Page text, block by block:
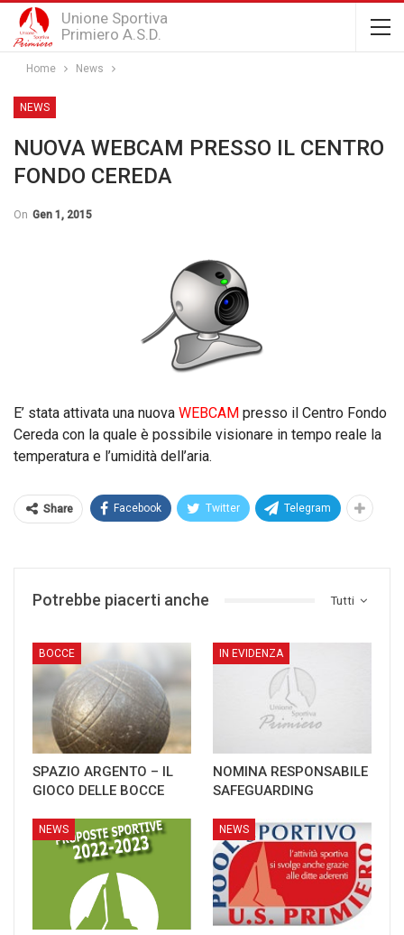
Unione Sportiva
Primiero A.S.D.
Home News
NEWS
NUOVA WEBCAM PRESSO IL CENTRO
FONDO CEREDA
On Gen 1, 2015
E’ stata attivata una nuova WEBCAM presso il Centro Fondo
Cereda con la quale è possibile visionare in tempo reale la
temperatura e l’umidità dell’aria.
Share Facebook Twitter Telegram
Tutti
Potrebbe piacerti anche
BOCCE
SPAZIO ARGENTO – IL
GIOCO DELLE BOCCE
IN EVIDENZA
NOMINA RESPONSABILE
SAFEGUARDING
NEWS NEWS